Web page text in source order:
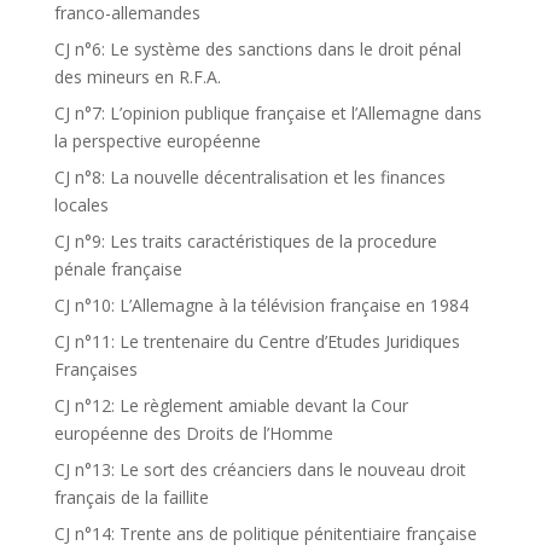
franco-allemandes
CJ n°6: Le système des sanctions dans le droit pénal
des mineurs en R.F.A.
CJ n°7: L’opinion publique française et l’Allemagne dans
la perspective européenne
CJ n°8: La nouvelle décentralisation et les finances
locales
CJ n°9: Les traits caractéristiques de la procedure
pénale française
CJ n°10: L’Allemagne à la télévision française en 1984
CJ n°11: Le trentenaire du Centre d’Etudes Juridiques
Françaises
CJ n°12: Le règlement amiable devant la Cour
européenne des Droits de l’Homme
CJ n°13: Le sort des créanciers dans le nouveau droit
français de la faillite
CJ n°14: Trente ans de politique pénitentiaire française